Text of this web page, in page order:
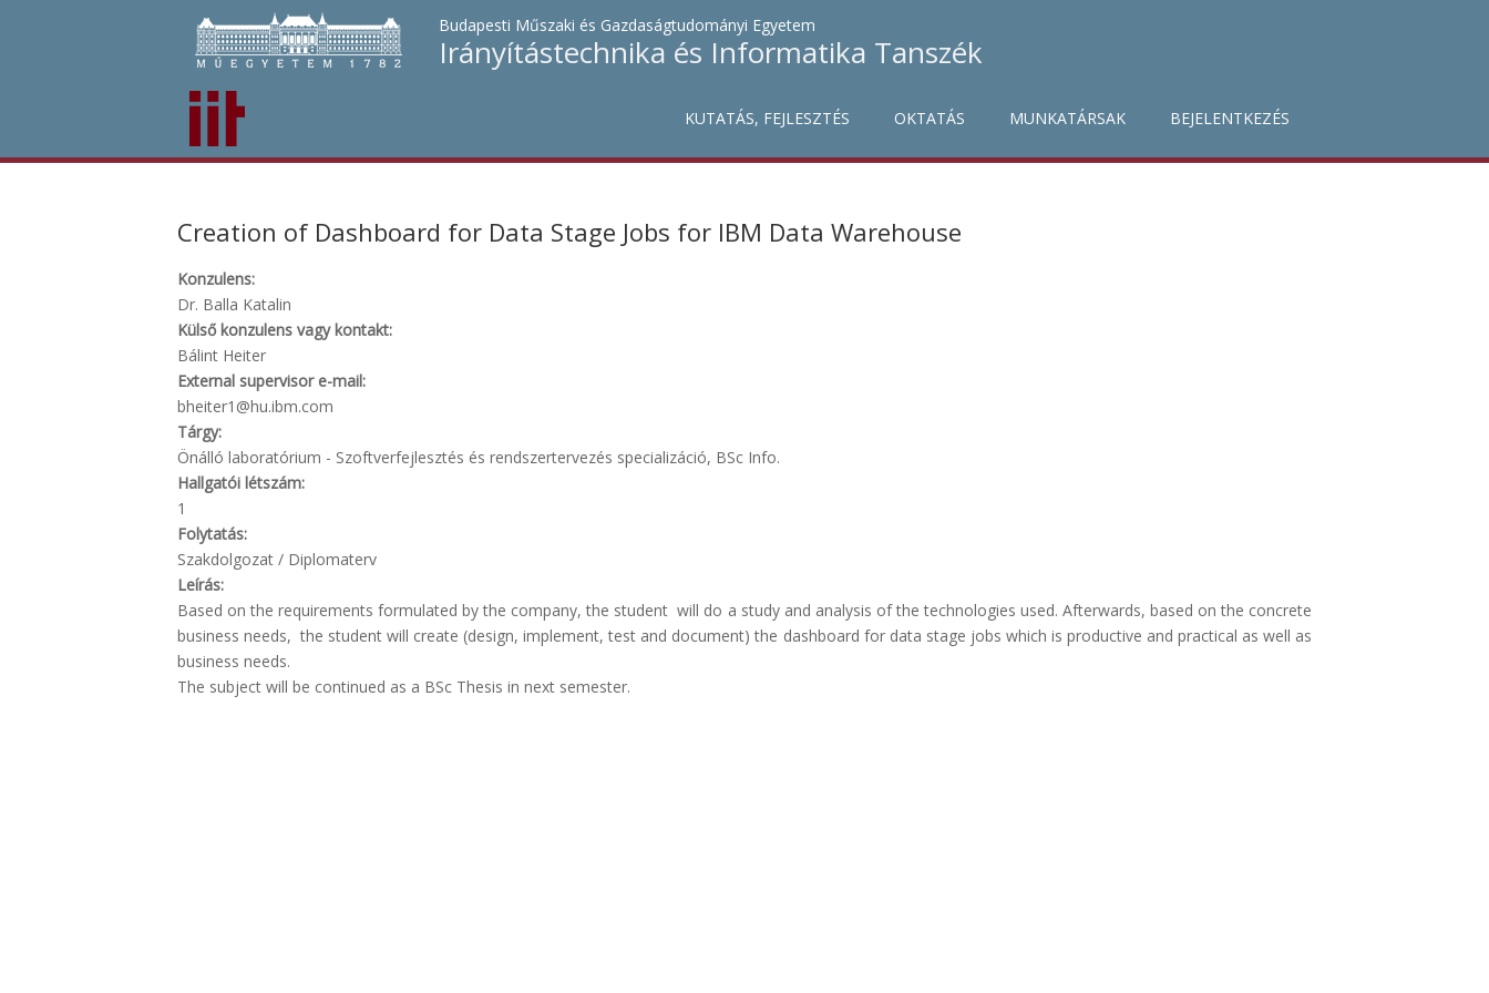
Budapesti Műszaki és Gazdaságtudományi Egyetem
Irányítástechnika és Informatika Tanszék
KUTATÁS, FEJLESZTÉS OKTATÁS MUNKATÁRSAK BEJELENTKEZÉS
Creation of Dashboard for Data Stage Jobs for IBM Data Warehouse
Konzulens:
Dr. Balla Katalin
Külső konzulens vagy kontakt:
Bálint Heiter
External supervisor e-mail:
bheiter1@hu.ibm.com
Tárgy:
Önálló laboratórium - Szoftverfejlesztés és rendszertervezés specializáció, BSc Info.
Hallgatói létszám:
1
Folytatás:
Szakdolgozat / Diplomaterv
Leírás:
Based on the requirements formulated by the company, the student will do a study and analysis of the technologies used. Afterwards, based on the concrete
business needs, the student will create (design, implement, test and document) the dashboard for data stage jobs which is productive and practical as well as
business needs.
The subject will be continued as a BSc Thesis in next semester.